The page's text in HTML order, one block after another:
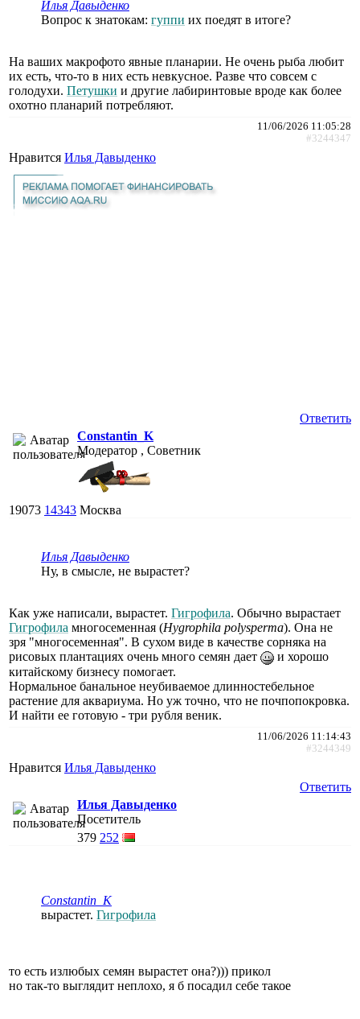
Илья Давыденко
Вопрос к знатокам: гуппи их поедят в итоге?
На ваших макрофото явные планарии. Не очень рыба любит
их есть, что-то в них есть невкусное. Разве что совсем с
голодухи. Петушки и другие лабиринтовые вроде как более
охотно планарий потребляют.
11/06/2026 11:05:28
#3244347
Нравится Илья Давыденко
Ответить
Constantin_K
Модератор , Советник
19073 14343 Москва
Илья Давыденко
Ну, в смысле, не вырастет?
Как уже написали, вырастет. Гигрофила. Обычно вырастает
Гигрофила многосеменная (Hygrophila polysperma). Она не
зря "многосеменная". В сухом виде в качестве сорняка на
рисовых плантациях очень много семян дает
и хорошо
китайскому бизнесу помогает.
Нормальное банальное неубиваемое длинностебельное
растение для аквариума. Но уж точно, что не почпопокровка.
И найти ее готовую - три рубля веник.
11/06/2026 11:14:43
#3244349
Нравится Илья Давыденко
Ответить
Илья Давыденко
Посетитель
379 252
Constantin_K
вырастет. Гигрофила
то есть излюбых семян вырастет она?))) прикол
но так-то выглядит неплохо, я б посадил себе такое